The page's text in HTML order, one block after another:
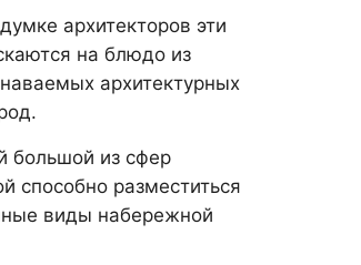
архитекторов эти
на блюдо из
архитектурных
большой из сфер
способно разместиться
виды набережной